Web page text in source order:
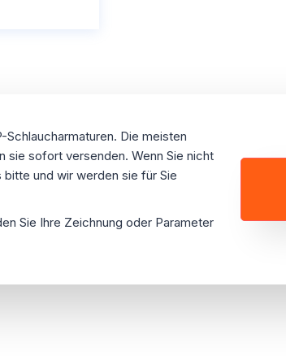
Die meisten
sie sofort versenden. Wenn Sie nicht
und wir werden sie für Sie
Sie Ihre Zeichnung oder Parameter